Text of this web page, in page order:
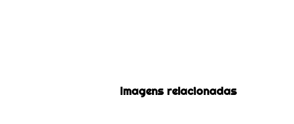
Imagens relacionadas